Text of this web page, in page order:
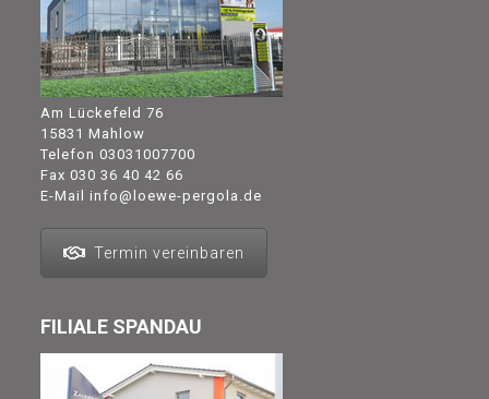
Am Lückefeld 76
15831 Mahlow
Telefon 03031007700
Fax 030 36 40 42 66
E-Mail info@loewe-pergola.de
Termin vereinbaren
FILIALE SPANDAU